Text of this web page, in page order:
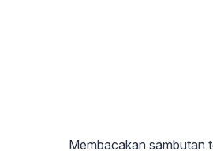
Membacakan sambutan